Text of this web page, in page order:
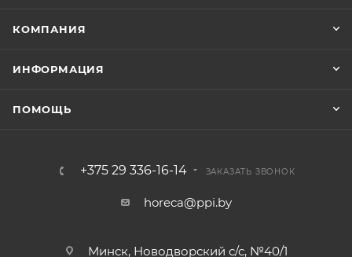
КОМПАНИЯ
ИНФОРМАЦИЯ
ПОМОЩЬ
+375 29 336-16-14 ЗАКАЗАТЬ ЗВОНОК
horeca@ppi.by
Минск, Новодворский с/с, №40/1